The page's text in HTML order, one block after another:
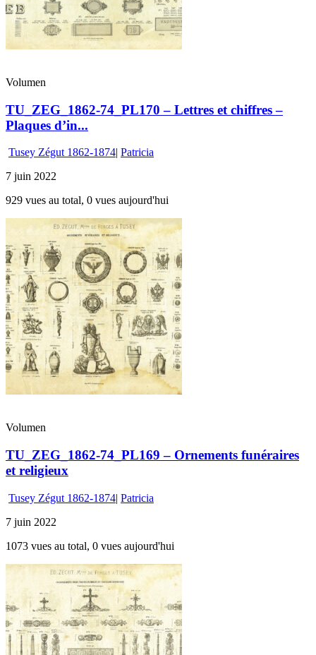
Volumen
TU_ZEG_1862-74_PL170 – Lettres et chiffres –
Plaques d’in...
Tusey Zégut 1862-1874| Patricia
7 juin 2022
929 vues au total, 0 vues aujourd'hui
Volumen
TU_ZEG_1862-74_PL169 – Ornements funéraires
et religieux
Tusey Zégut 1862-1874| Patricia
7 juin 2022
1073 vues au total, 0 vues aujourd'hui